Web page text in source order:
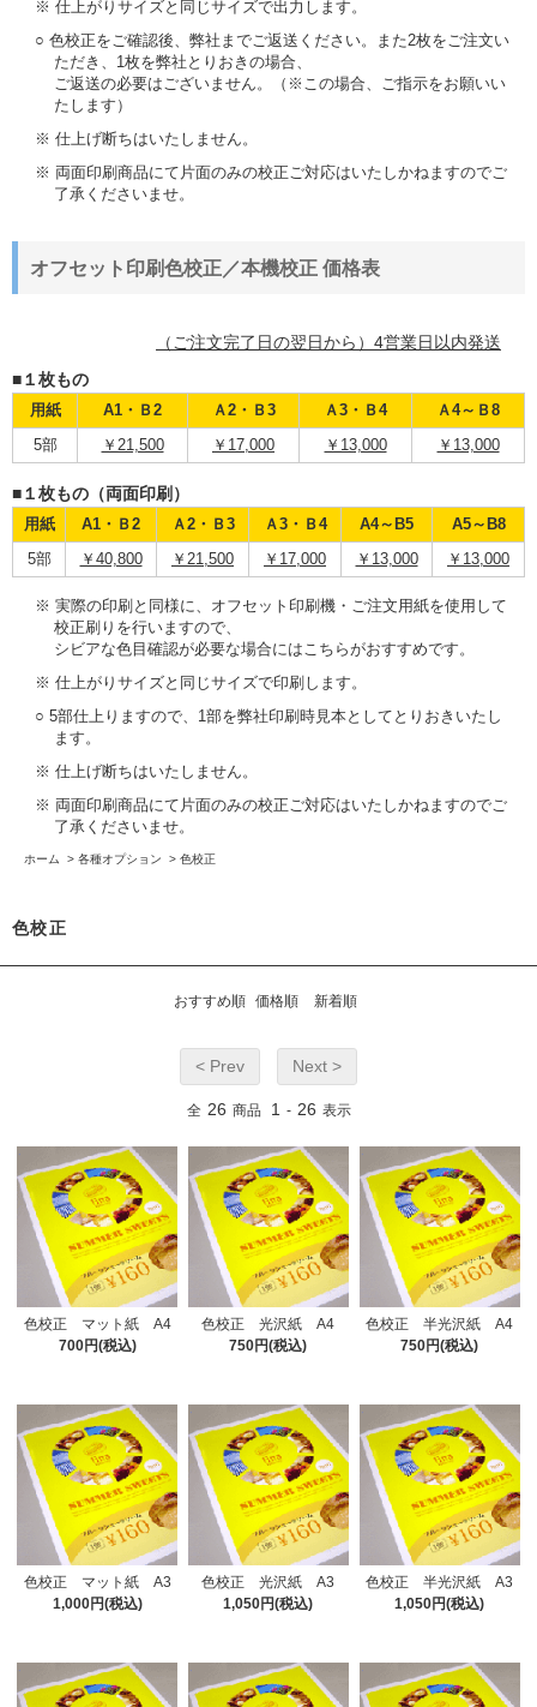
※ 仕上がりサイズと同じサイズで出力します。
○ 色校正をご確認後、弊社までご返送ください。また2枚をご注文い
ただき、1枚を弊社とりおきの場合、
ご返送の必要はございません。（※この場合、ご指示をお願いい
たします）
※ 仕上げ断ちはいたしません。
※ 両面印刷商品にて片面のみの校正ご対応はいたしかねますのでご
了承くださいませ。
オフセット印刷色校正／本機校正 価格表
（ご注文完了日の翌日から）4営業日以内発送
■１枚もの
用紙 A1・Ｂ2 Ａ2・Ｂ3 Ａ3・Ｂ4 Ａ4～Ｂ8
5部 ￥21,500 ￥17,000 ￥13,000 ￥13,000
■１枚もの（両面印刷）
用紙 A1・Ｂ2 Ａ2・Ｂ3 Ａ3・Ｂ4 A4～B5 A5～B8
5部 ￥40,800 ￥21,500 ￥17,000 ￥13,000 ￥13,000
※ 実際の印刷と同様に、オフセット印刷機・ご注文用紙を使用して
校正刷りを行いますので、
シビアな色目確認が必要な場合にはこちらがおすすめです。
※ 仕上がりサイズと同じサイズで印刷します。
○ 5部仕上りますので、1部を弊社印刷時見本としてとりおきいたし
ます。
※ 仕上げ断ちはいたしません。
※ 両面印刷商品にて片面のみの校正ご対応はいたしかねますのでご
了承くださいませ。
ホーム > 各種オプション > 色校正
色校正
おすすめ順 価格順 新着順
< Prev Next >
全 26 商品 1 - 26 表示
色校正 マット紙 A4
700円(税込)
色校正 光沢紙 A4
750円(税込)
色校正 半光沢紙 A4
750円(税込)
色校正 マット紙 A3
1,000円(税込)
色校正 光沢紙 A3
1,050円(税込)
色校正 半光沢紙 A3
1,050円(税込)